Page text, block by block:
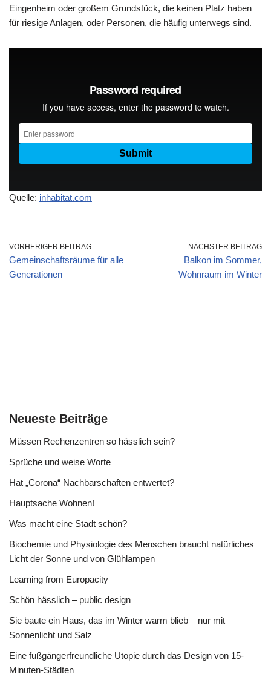
Eingenheim oder großem Grundstück, die keinen Platz haben
für riesige Anlagen, oder Personen, die häufig unterwegs sind.
Quelle: inhabitat.com
VORHERIGER BEITRAG
Gemeinschaftsräume für alle
Generationen
NÄCHSTER BEITRAG
Balkon im Sommer,
Wohnraum im Winter
Neueste Beiträge
Müssen Rechenzentren so hässlich sein?
Sprüche und weise Worte
Hat „Corona“ Nachbarschaften entwertet?
Hauptsache Wohnen!
Was macht eine Stadt schön?
Biochemie und Physiologie des Menschen braucht natürliches
Licht der Sonne und von Glühlampen
Learning from Europacity
Schön hässlich – public design
Sie baute ein Haus, das im Winter warm blieb – nur mit
Sonnenlicht und Salz
Eine fußgängerfreundliche Utopie durch das Design von 15-
Minuten-Städten